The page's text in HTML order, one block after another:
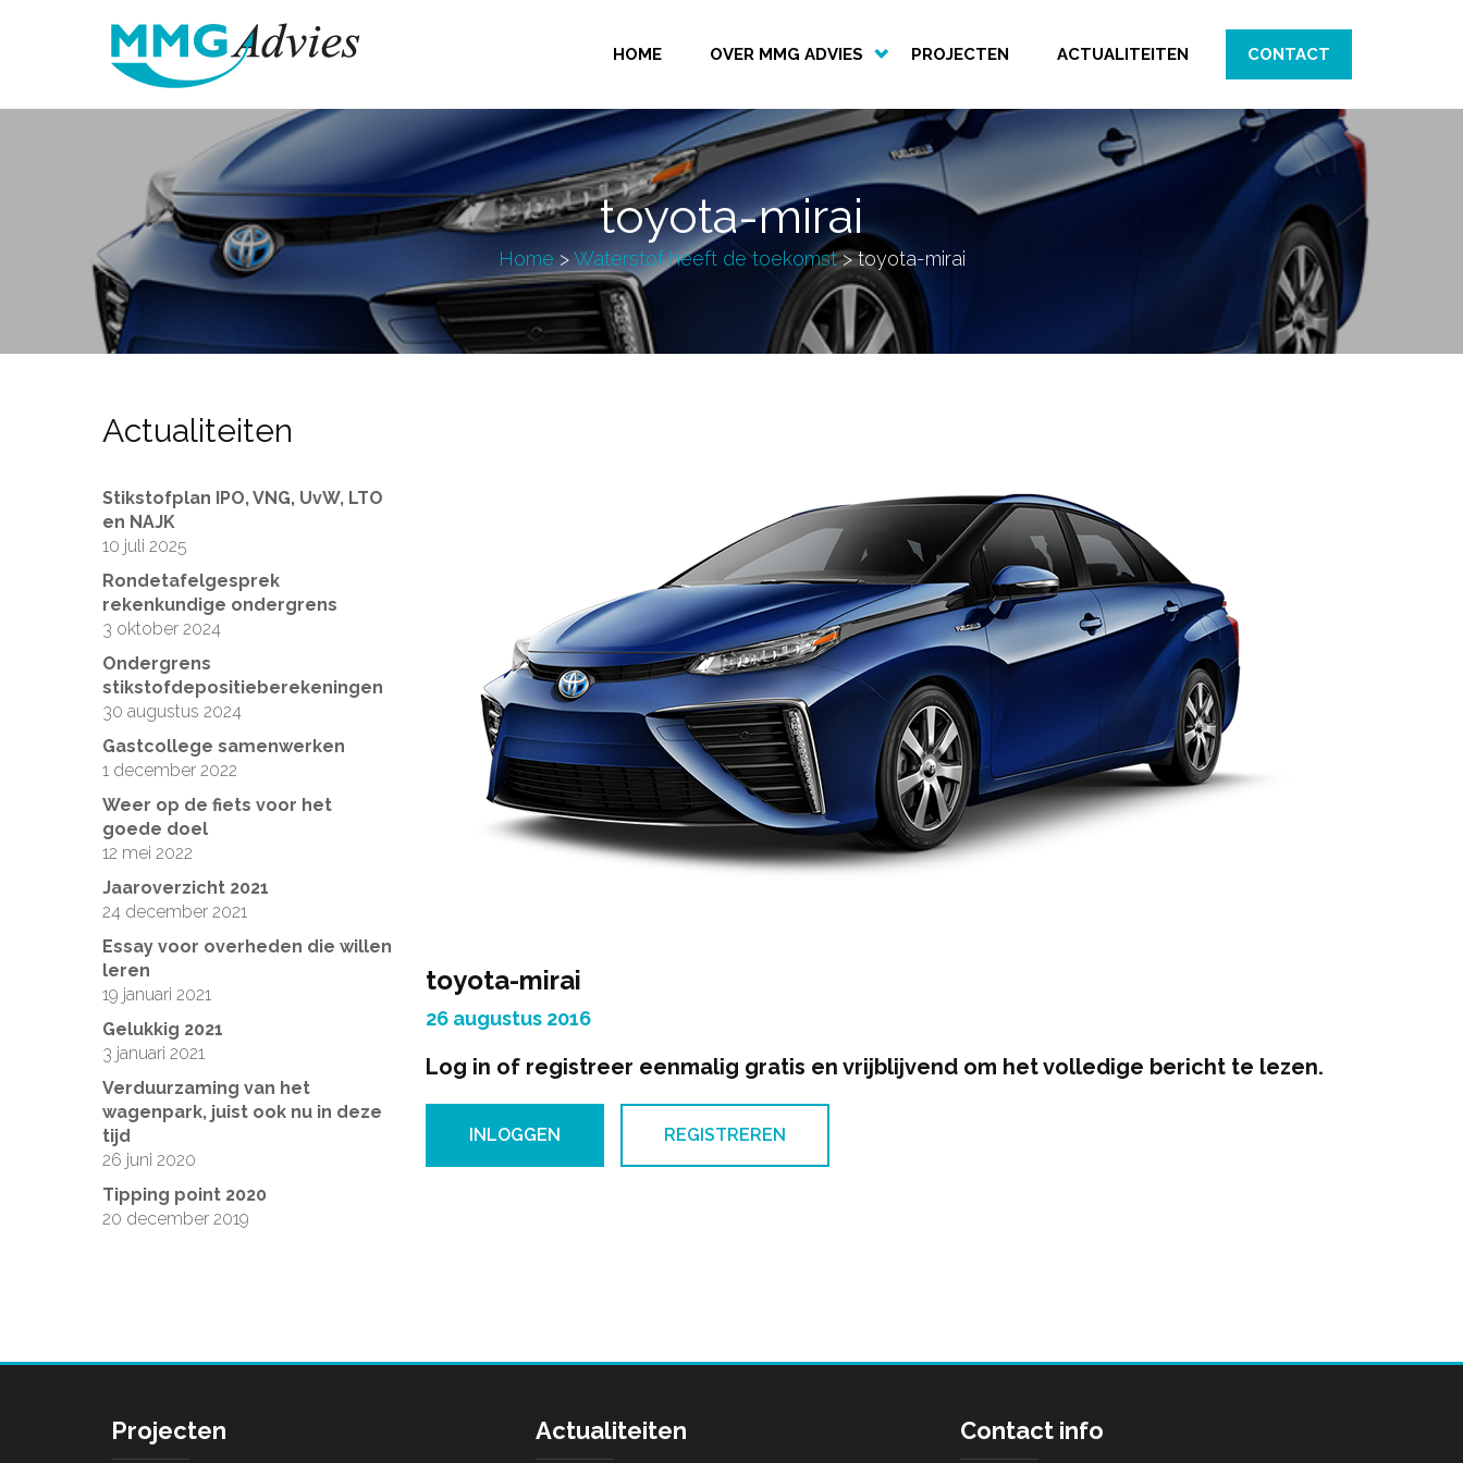
HOME OVER MMG ADVIES PROJECTEN ACTUALITEITEN CONTACT
toyota-mirai
Home >Waterstof heeft de toekomst>toyota-mirai
toyota-mirai
26 augustus 2016
Log in of registreer eenmalig gratis en vrijblijvend om het volledige bericht te lezen.
INLOGGEN REGISTREREN
Actualiteiten
Stikstofplan IPO, VNG, UvW, LTO
en NAJK
10 juli 2025
Rondetafelgesprek
rekenkundige ondergrens
3 oktober 2024
Ondergrens
stikstofdepositieberekeningen
30 augustus 2024
Gastcollege samenwerken
1 december 2022
Weer op de fiets voor het
goede doel
12 mei 2022
Jaaroverzicht 2021
24 december 2021
Essay voor overheden die willen
leren
19 januari 2021
Gelukkig 2021
3 januari 2021
Verduurzaming van het
wagenpark, juist ook nu in deze
tijd
26 juni 2020
Tipping point 2020
20 december 2019
Projecten Actualiteiten Contact info